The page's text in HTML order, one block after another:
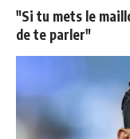
"Si tu mets le
de te parler"